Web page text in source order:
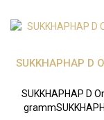
SUKKHAPHAP D
SUKKHAPHAP D